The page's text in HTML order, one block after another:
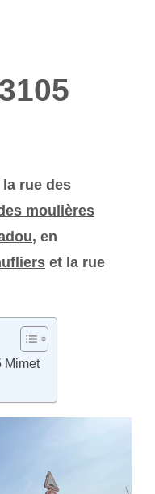
la rue des
moulières
, en
et la rue
Mimet